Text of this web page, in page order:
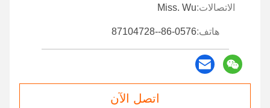
الاتصالات:Miss. Wu
هاتف:86-0576--87104728
اتصل الآن